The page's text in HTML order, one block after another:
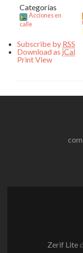
Categorías
Acciones en
calle
Subscribe by RSS
Download as iCal
PrintView
Zerif Lite